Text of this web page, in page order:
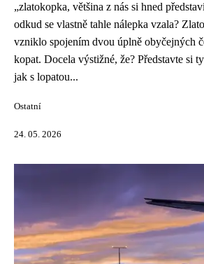
„zlatokopka, většina z nás si hned
odkud se vlastně tahle nálepka vzala?
vzniklo spojením dvou úplně obyčejných
kopat. Docela výstižné, že? Představte si
jak s lopatou...
Ostatní
24. 05. 2026